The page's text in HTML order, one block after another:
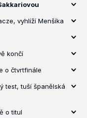
vyhlíží Menšíka
končí
o čtvrtfinále
test, tuší španělská
o titul